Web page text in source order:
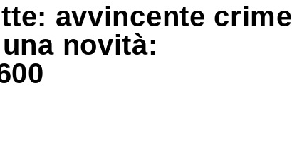
avvincente crime
novità: